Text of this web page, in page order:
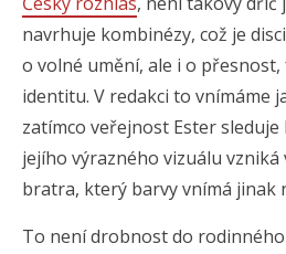
navrhuje kombinézy, což je
o volné umění, ale i o
identitu. V redakci to vnímáme
zatímco veřejnost Ester
jejího výrazného vizuálu
bratra, který barvy vnímá jinak
To není drobnost do